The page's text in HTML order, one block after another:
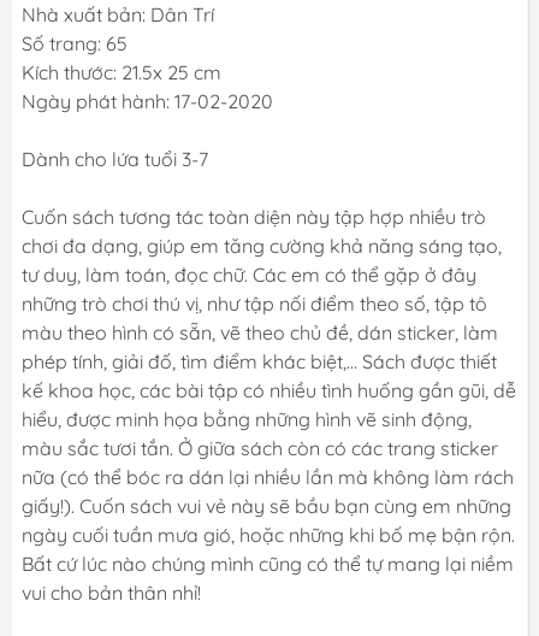
Nhà xuất bản: Dân Trí
Số trang: 65
Kích thước: 21.5x 25 cm
Ngày phát hành: 17-02-2020
Dành cho lứa tuổi 3-7
Cuốn sách tương tác toàn diện này tập hợp nhiều trò
chơi đa dạng, giúp em tăng cường khả năng sáng tạo,
tư duy, làm toán, đọc chữ. Các em có thể gặp ở đây
những trò chơi thú vị, như tập nối điểm theo số, tập tô
màu theo hình có sẵn, vẽ theo chủ đề, dán sticker, làm
phép tính, giải đố, tìm điểm khác biệt,... Sách được thiết
kế khoa học, các bài tập có nhiều tình huống gần gũi, dễ
hiểu, được minh họa bằng những hình vẽ sinh động,
màu sắc tươi tắn. Ở giữa sách còn có các trang sticker
nữa (có thể bóc ra dán lại nhiều lần mà không làm rách
giấy!). Cuốn sách vui vẻ này sẽ bầu bạn cùng em những
ngày cuối tuần mưa gió, hoặc những khi bố mẹ bận rộn.
Bất cứ lúc nào chúng mình cũng có thể tự mang lại niềm
vui cho bản thân nhỉ!